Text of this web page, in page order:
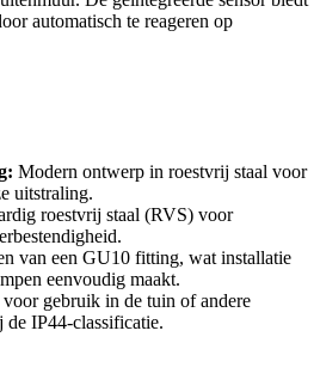
automatisch te reageren op
Modern ontwerp in roestvrij staal voor
uitstraling.
roestvrij staal (RVS) voor
van een GU10 fitting, wat installatie
eenvoudig maakt.
gebruik in de tuin of andere
IP44-classificatie.